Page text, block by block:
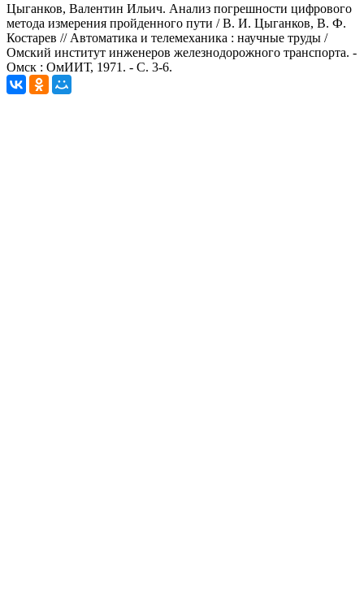
Цыганков, Валентин Ильич. Анализ погрешности цифрового
метода измерения пройденного пути / В. И. Цыганков, В. Ф.
Костарев // Автоматика и телемеханика : научные труды /
Омский институт инженеров железнодорожного транспорта. -
Омск : ОмИИТ, 1971. - С. 3-6.